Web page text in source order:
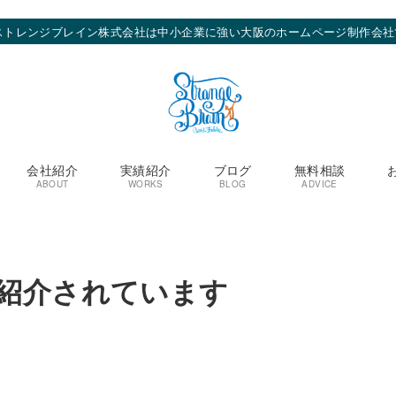
トレンジブレイン株式会社は中小企業に強い大阪のホームページ制作会
会社紹介
ABOUT
実績紹介
WORKS
ブログ
BLOG
無料相談
ADVICE
介されています